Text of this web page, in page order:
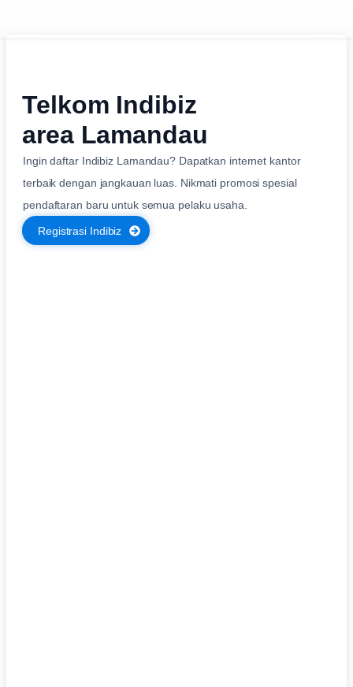
Telkom Indibiz
area Lamandau
Ingin daftar Indibiz Lamandau? Dapatkan internet kantor
terbaik dengan jangkauan luas. Nikmati promosi spesial
pendaftaran baru untuk semua pelaku usaha.
Registrasi Indibiz